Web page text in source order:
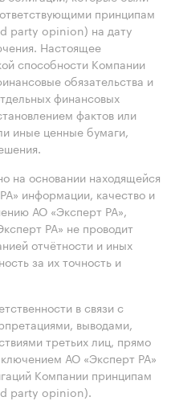
принципам
party opinion) на дату
Настоящее
способности Компании
обязательства и
финансовых
фактов или
иные ценные бумаги,
на основании находящейся
информации, качество и
АО «Эксперт РА»,
РА» не проводит
отчётности и иных
за их точность и
в связи с
выводами,
третьих лиц, прямо
АО «Эксперт РА»
Компании принципам
party opinion).